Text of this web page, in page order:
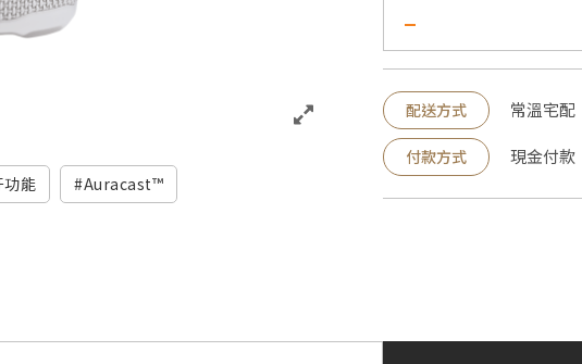
功能 Auracast™
配送方式 常溫宅配
付款方式 現金付款